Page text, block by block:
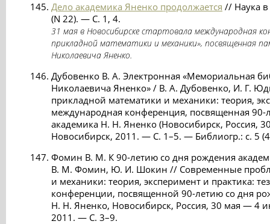
Дело академика Яненко продолжается // Наука
(N 22). — С. 1, 4.
31 мая в Новосибирске стартовала международная
прикладной математики и механики», посвященная
Николаевича Яненко.
Дубовенко В. А. Электронная «Мемориальная
Николаевича Яненко» / В. А. Дубовенко, И. Г.
прикладной математики и механики: теория,
международная конференция, посвященная
академика Н. Н. Яненко (Новосибирск, Россия,
Новосибирск, 2011. — С. 1–5. — Библиогр.: с. 5
Фомин В. М. К 90-летию со дня рождения
В. М. Фомин, Ю. И. Шокин // Современные
и механики: теория, эксперимент и практика:
конференции, посвященной 90-летию со дня
Н. Н. Яненко, Новосибирск, Россия, 30 мая — 4
2011. — С. 3–9.